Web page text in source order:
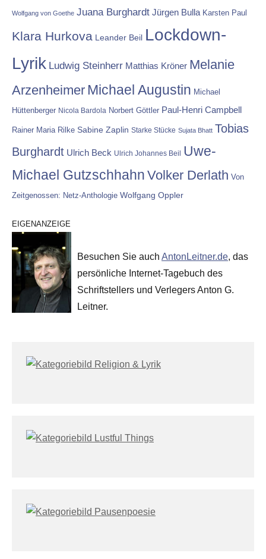
Wolfgang von Goethe Juana Burghardt Jürgen Bulla Karsten Paul
Klara Hurkova Leander Beil Lockdown-
Lyrik Ludwig Steinherr Matthias Kröner Melanie
Arzenheimer Michael Augustin Michael
Hüttenberger Nicola Bardola Norbert Göttler Paul-Henri Campbell
Rainer Maria Rilke Sabine Zaplin Starke Stücke Sujata Bhatt Tobias
Burghardt Ulrich Beck Ulrich Johannes Beil Uwe-
Michael Gutzschhahn Volker Derlath Von
Zeitgenossen: Netz-Anthologie Wolfgang Oppler
EIGENANZEIGE
Besuchen Sie auch AntonLeitner.de, das
persönliche Internet-Tagebuch des
Schriftstellers und Verlegers Anton G.
Leitner.